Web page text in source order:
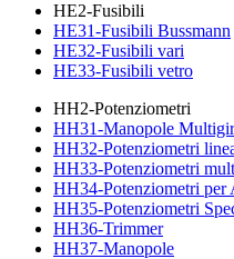
HE2-Fusibili
HE31-Fusibili Bussmann
HE32-Fusibili vari
HE33-Fusibili vetro
HH2-Potenziometri
HH31-Manopole
HH32-Potenziometri
HH33-Potenziometri
HH34-Potenziometri per
HH35-Potenziometri
HH36-Trimmer
HH37-Manopole